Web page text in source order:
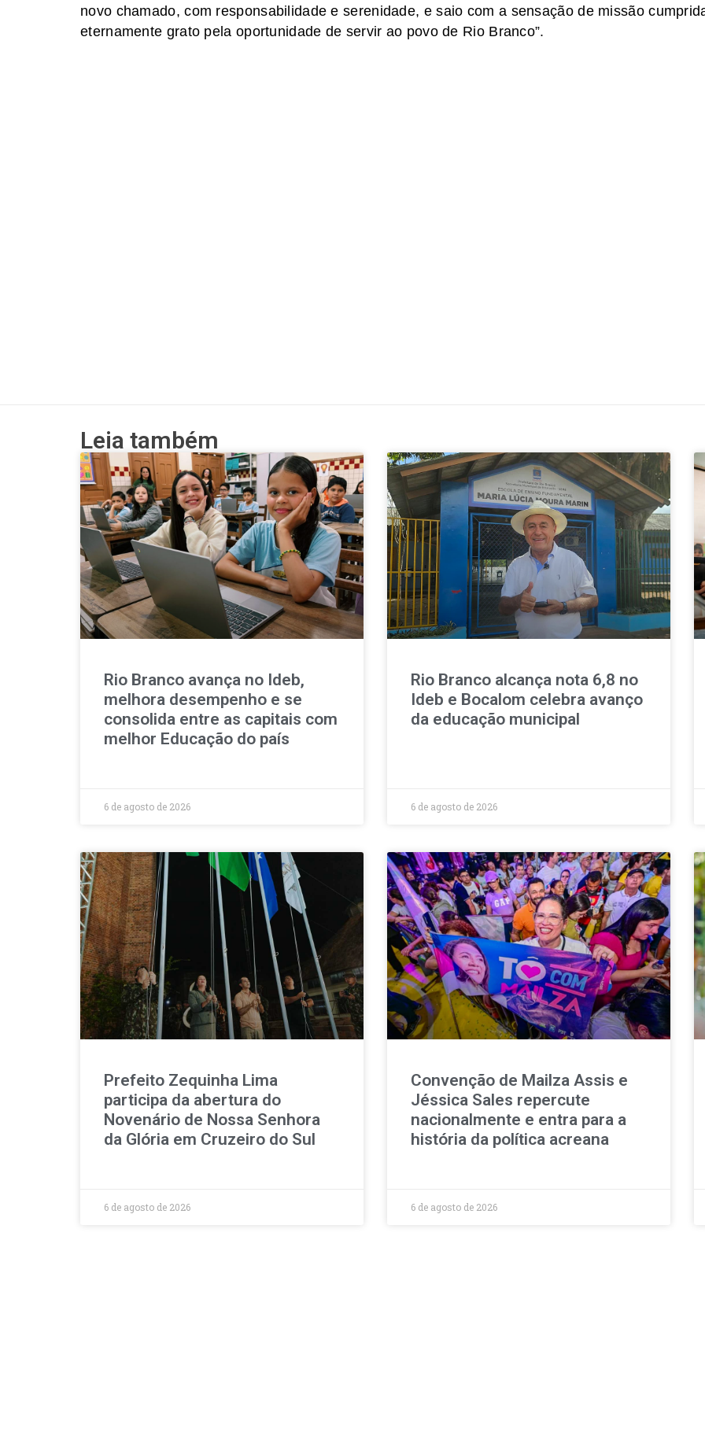
novo chamado, com responsabilidade e serenidade, e saio com a sensação de missão
eternamente grato pela oportunidade de servir ao povo de Rio Branco”.
Leia também
Rio Branco avança no Ideb,
melhora desempenho e se
consolida entre as capitais com
melhor Educação do país
6 de agosto de 2026
Rio Branco alcança nota 6,8 no
Ideb e Bocalom celebra avanço
da educação municipal
6 de agosto de 2026
Prefeito Zequinha Lima
participa da abertura do
Novenário de Nossa Senhora
da Glória em Cruzeiro do Sul
6 de agosto de 2026
Convenção de Mailza Assis e
Jéssica Sales repercute
nacionalmente e entra para a
história da política acreana
6 de agosto de 2026